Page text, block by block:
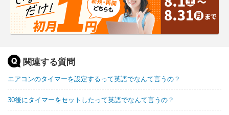
関連する質問
エアコンのタイマーを設定するって英語でなんて言うの？
30後にタイマーをセットしたって英語でなんて言うの？